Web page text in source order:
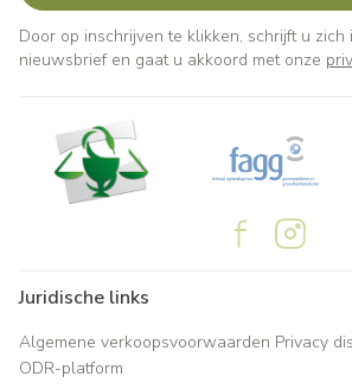
Door op inschrijven te klikken, schrijft u zich
nieuwsbrief en gaat u akkoord met onze
Juridische links
Algemene verkoopsvoorwaarden Privacy
ODR-platform